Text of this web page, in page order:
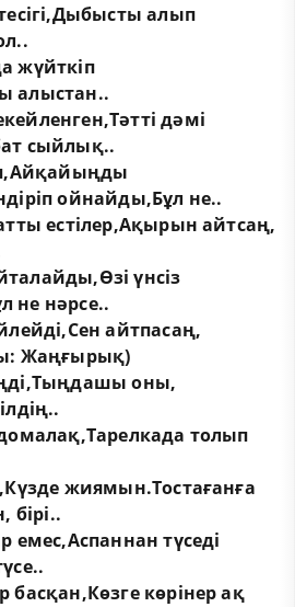
алып
жүйткіп
алыстан..
дәмі
сыйлық..
ойнайды,Бұл не..
естілер,Ақырын айтсаң,
үнсіз
не нәрсе..
айтпасаң,
Жаңғырық)
оны,
толып
жиямын.Тостағанға
бірі..
түседі
көрінер ақ